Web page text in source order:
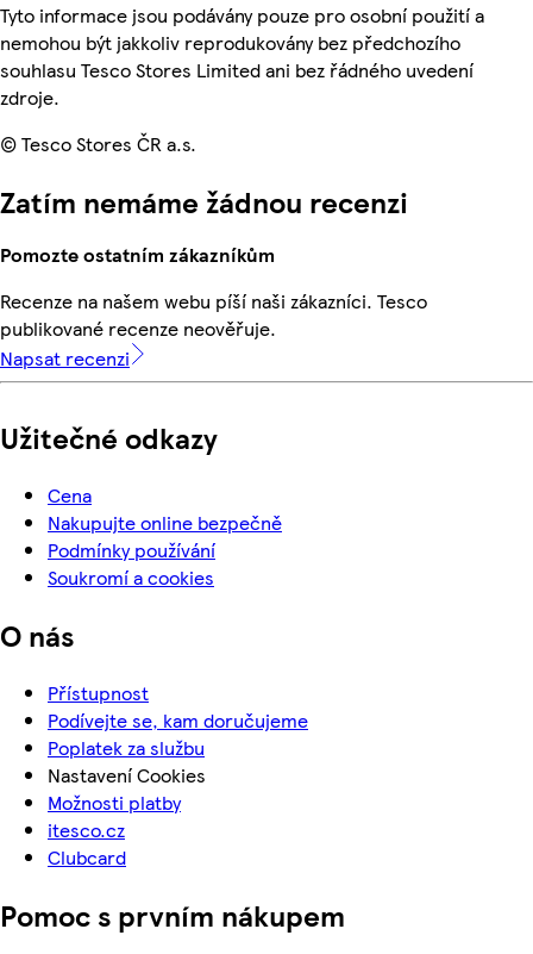
Tyto informace jsou podávány pouze pro osobní použití a
nemohou být jakkoliv reprodukovány bez předchozího
souhlasu Tesco Stores Limited ani bez řádného uvedení
zdroje.
© Tesco Stores ČR a.s.
Zatím nemáme žádnou recenzi
Pomozte ostatním zákazníkům
Recenze na našem webu píší naši zákazníci. Tesco
publikované recenze neověřuje.
Napsat recenzi
Užitečné odkazy
Cena
Nakupujte online bezpečně
Podmínky používání
Soukromí a cookies
O nás
Přístupnost
Podívejte se, kam doručujeme
Poplatek za službu
Nastavení Cookies
Možnosti platby
itesco.cz
Clubcard
Pomoc s prvním nákupem